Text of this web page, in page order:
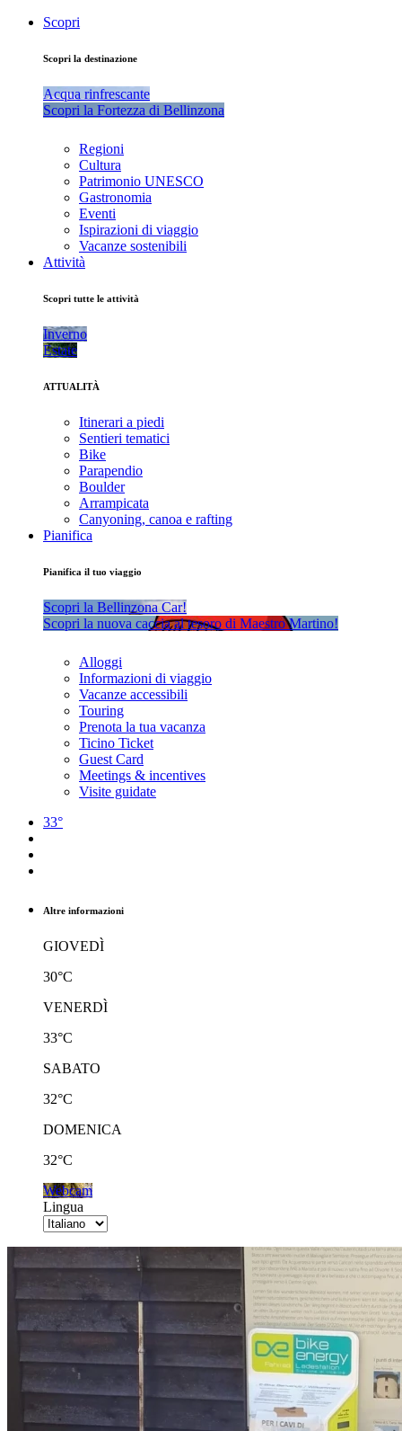
Scopri
Scopri la destinazione
Acqua rinfrescante
Scopri la Fortezza di Bellinzona
Regioni
Cultura
Patrimonio UNESCO
Gastronomia
Eventi
Ispirazioni di viaggio
Vacanze sostenibili
Attività
Scopri tutte le attività
Inverno
Estate
ATTUALITÀ
Itinerari a piedi
Sentieri tematici
Bike
Parapendio
Boulder
Arrampicata
Canyoning, canoa e rafting
Pianifica
Pianifica il tuo viaggio
Scopri la Bellinzona Car!
Scopri la nuova caccia al tesoro di Maestro Martino!
Alloggi
Informazioni di viaggio
Vacanze accessibili
Touring
Prenota la tua vacanza
Ticino Ticket
Guest Card
Meetings & incentives
Visite guidate
33°
Altre informazioni
GIOVEDÌ
30°C
VENERDÌ
33°C
SABATO
32°C
DOMENICA
32°C
Webcam
Lingua